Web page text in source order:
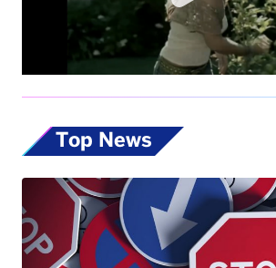
Top News